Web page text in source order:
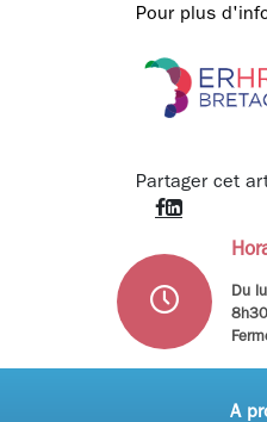
Pour plus
Partager cet
Du
A